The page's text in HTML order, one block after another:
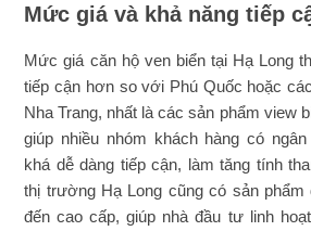
Mức giá và khả năng tiếp
Mức giá căn hộ ven biển tại Hạ Long
tiếp cận hơn so với Phú Quốc hoặc
Nha Trang, nhất là các sản phẩm view
giúp nhiều nhóm khách hàng có
khá dễ dàng tiếp cận, làm tăng tính
thị trường Hạ Long cũng có sản phẩm
đến cao cấp, giúp nhà đầu tư linh